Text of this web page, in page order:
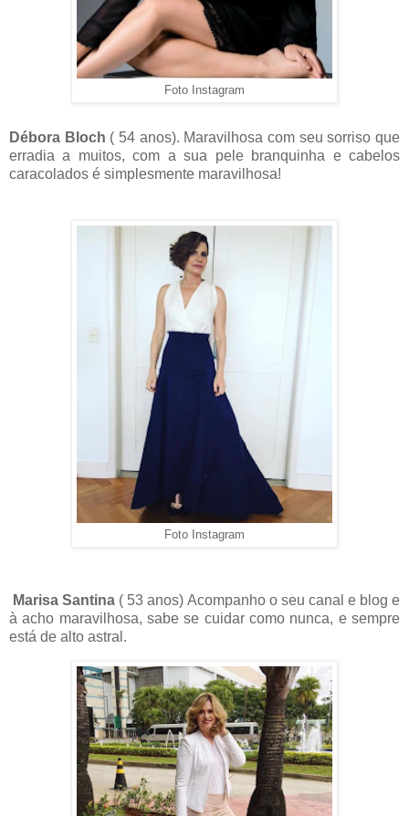
Foto Instagram
Débora Bloch ( 54 anos). Maravilhosa com seu sorriso que
erradia a muitos, com a sua pele branquinha e cabelos
caracolados é simplesmente maravilhosa!
Foto Instagram
Marisa Santina ( 53 anos) Acompanho o seu canal e blog e
à acho maravilhosa, sabe se cuidar como nunca, e sempre
está de alto astral.